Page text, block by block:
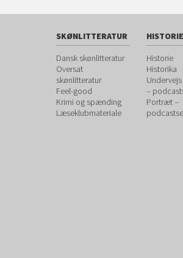
SKØNLITTERATUR
Dansk skønlitteratur
Oversat
skønlitteratur
Feel-good
Krimi og spænding
Læseklubmateriale
HISTORIE
Historie
Historika
–
Portræt –